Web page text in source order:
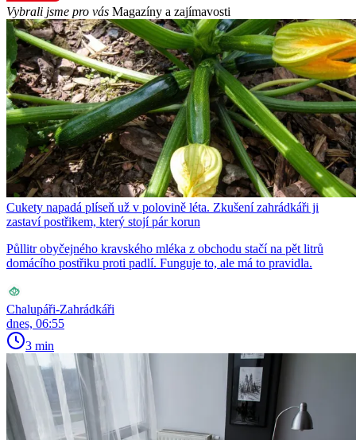
Vybrali jsme pro vás Magazíny a zajímavosti
Cukety napadá plíseň už v polovině léta. Zkušení zahrádkáři ji
zastaví postřikem, který stojí pár korun
Půllitr obyčejného kravského mléka z obchodu stačí na pět litrů
domácího postřiku proti padlí. Funguje to, ale má to pravidla.
Chalupáři-Zahrádkáři
dnes, 06:55
3 min